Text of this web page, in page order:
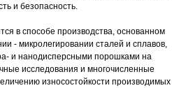
и безопасность.
в способе производства, основанном
- микролегировании сталей и сплавов,
и нанодисперсными порошками на
исследования и многочисленные
износостойкости производимых